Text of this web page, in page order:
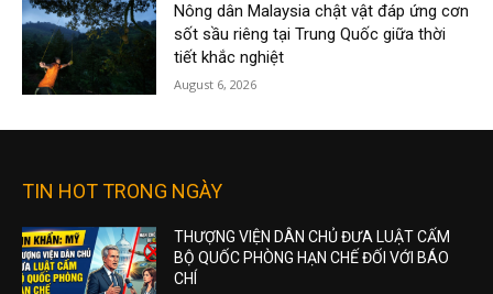
Nông dân Malaysia chật vật đáp ứng cơn
sốt sầu riêng tại Trung Quốc giữa thời
tiết khắc nghiệt
August 6, 2026
TIN HOT TRONG NGÀY
THƯỢNG VIỆN DÂN CHỦ ĐƯA LUẬT CẤM
BỘ QUỐC PHÒNG HẠN CHẾ ĐỐI VỚI BÁO
CHÍ